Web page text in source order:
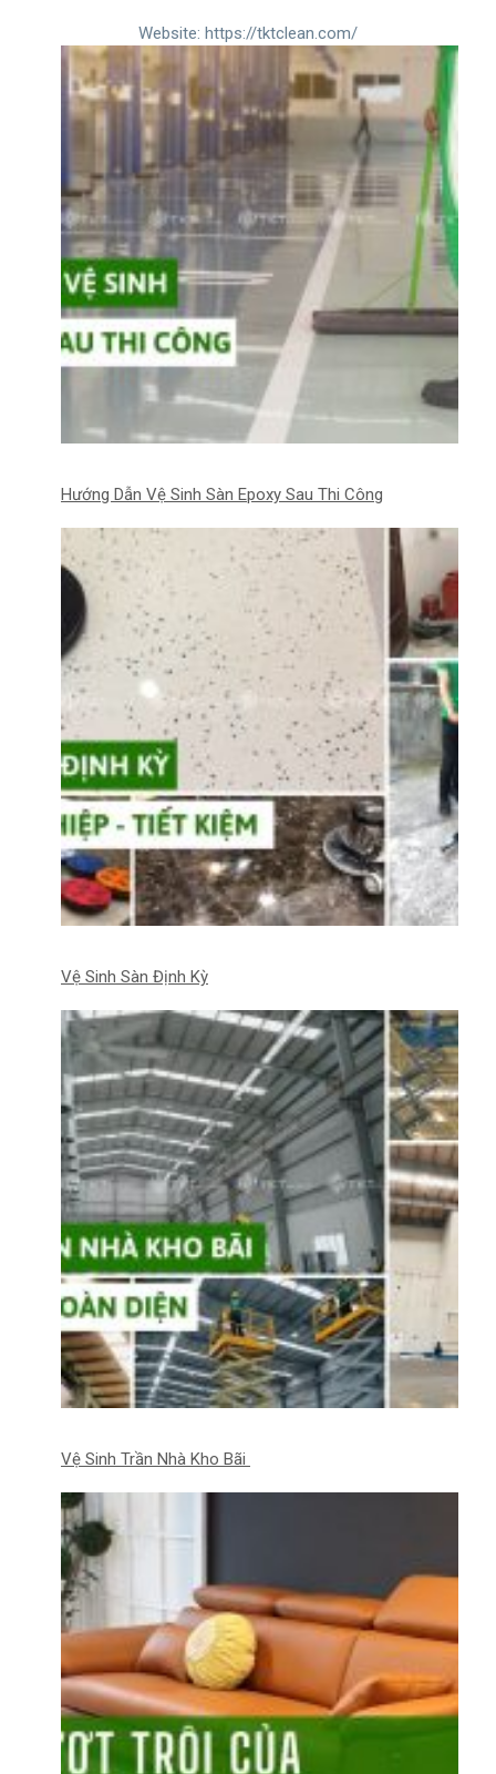
Website: https://tktclean.com/
Hướng Dẫn Vệ Sinh Sàn Epoxy Sau Thi Công
Vệ Sinh Sàn Định Kỳ
Vệ Sinh Trần Nhà Kho Bãi